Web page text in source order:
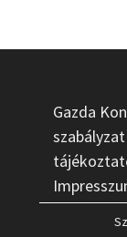
Gazda
szabályzat